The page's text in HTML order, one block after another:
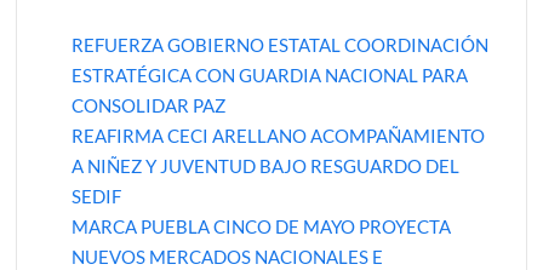
REFUERZA GOBIERNO ESTATAL COORDINACIÓN
ESTRATÉGICA CON GUARDIA NACIONAL PARA
CONSOLIDAR PAZ
REAFIRMA CECI ARELLANO ACOMPAÑAMIENTO
A NIÑEZ Y JUVENTUD BAJO RESGUARDO DEL
SEDIF
MARCA PUEBLA CINCO DE MAYO PROYECTA
NUEVOS MERCADOS NACIONALES E